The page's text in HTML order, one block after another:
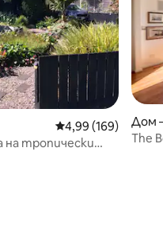
Средна оценка:
4,99 (169)
на тропически
Дом
The